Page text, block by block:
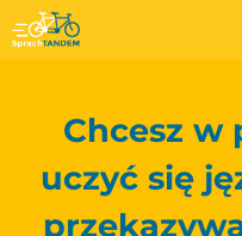
Chcesz w
uczyć się